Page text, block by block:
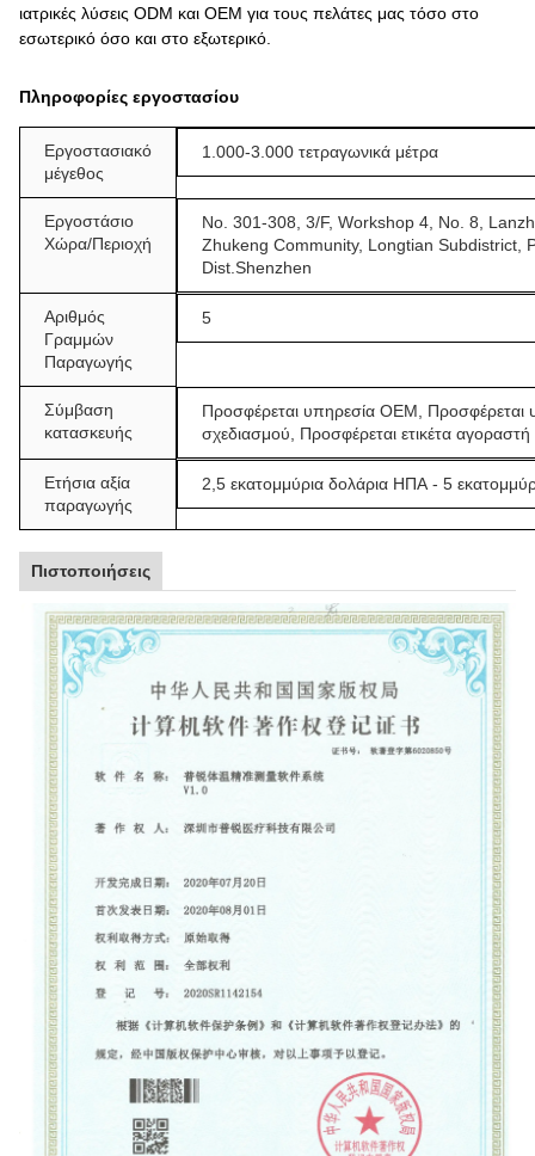
ιατρικές λύσεις ODM και OEM για τους πελάτες μας τόσο στο
εσωτερικό όσο και στο εξωτερικό.
Πληροφορίες εργοστασίου
Εργοστασιακό
μέγεθος
1.000-3.000 τετραγωνικά μέτρα
Εργοστάσιο
Χώρα/Περιοχή
No. 301-308, 3/F, Workshop 4, No. 8,
Zhukeng Community, Longtian Subdistrict,
Dist.Shenzhen
Αριθμός
Γραμμών
Παραγωγής
5
Σύμβαση
κατασκευής
Προσφέρεται υπηρεσία OEM, Προσφέρεται
σχεδιασμού, Προσφέρεται ετικέτα αγοραστή
Ετήσια αξία
παραγωγής
2,5 εκατομμύρια δολάρια ΗΠΑ - 5
Πιστοποιήσεις